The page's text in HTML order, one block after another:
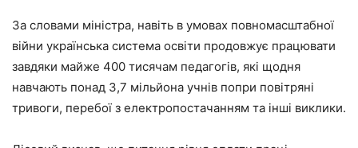
За словами міністра, навіть в умовах повномасштабної
війни українська система освіти продовжує працювати
завдяки майже 400 тисячам педагогів, які щодня
навчають понад 3,7 мільйона учнів попри повітряні
тривоги, перебої з електропостачанням та інші виклики.